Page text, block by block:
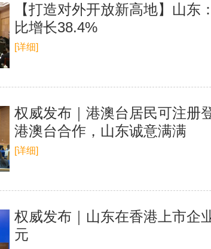
【打造对外开放新高地】山东
比增长38.4%
[详细]
权威发布｜港澳台居民可注册
港澳台合作，山东诚意满满
[详细]
权威发布｜山东在香港上市企
元